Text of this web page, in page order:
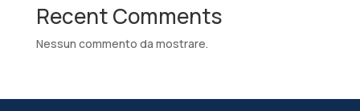
Recent Comments
Nessun commento da mostrare.